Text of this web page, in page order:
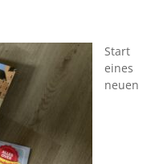
Start
eines
neuen